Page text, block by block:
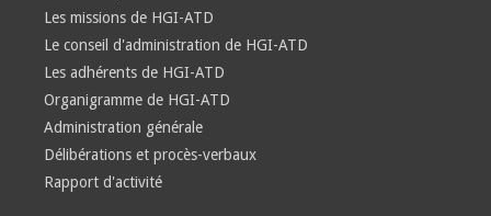
Les missions de HGI-ATD
Le conseil d'administration de HGI-ATD
Les adhérents de HGI-ATD
Organigramme de HGI-ATD
Administration générale
Délibérations et procès-verbaux
Rapport d'activité